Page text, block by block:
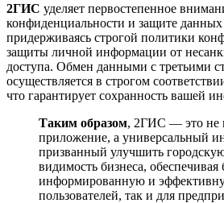
2ГИС уделяет первостепенное
конфиденциальности и защите данных
придерживаясь строгой политики
защиты личной информации от
доступа. Обмен данными с третьими
осуществляется в строгом
что гарантирует сохранность вашей
Таким образом, 2ГИС — это не
приложение, а универсальный
призванный улучшить
видимость бизнеса,
информированную и
пользователей, так и для